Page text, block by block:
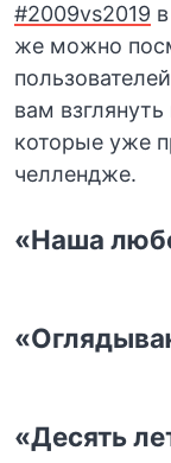
#2009vs2019
же можно
вам
которые уже
челлендже.
«Наша
«Десять